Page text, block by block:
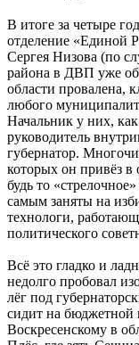
В итоге за четыре
отделение «Единой
Сергея Низова (по
района в ДВП уже
области провалена,
любого
Начальник у них,
руководитель
губернатор.
которых он привёз в
будь то
самым заняты на
технологи,
политического
Всё это гладко и
недолго пробовал
лёг под
сидит на бюджетной
Воскресенскому в